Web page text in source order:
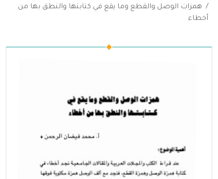
همزات الوصل والقطع وما يقع في كتابتها والنطق بها من
أخطاء